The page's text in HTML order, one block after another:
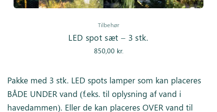
Tilbehør
LED spot sæt – 3 stk.
850,00 kr.
Pakke med 3 stk. LED spots lamper som kan placeres
BÅDE UNDER vand (f.eks. til oplysning af vand i
havedammen). Eller de kan placeres OVER vand til